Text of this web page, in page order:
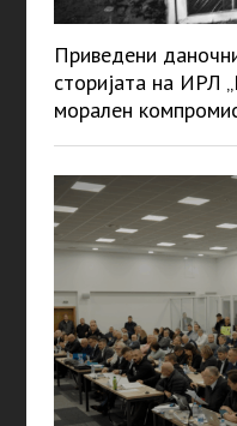
Приведени
сторијата на ИРЛ
морален